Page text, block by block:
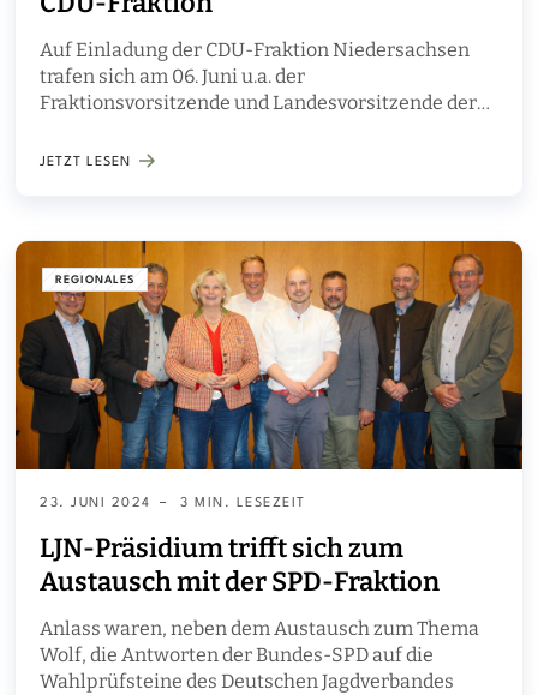
Auf Einladung der CDU-Fraktion Niedersachsen
trafen sich am 06. Juni u.a. der
Fraktionsvorsitzende und Landesvorsitzende der
Niedersachsen
JETZT LESEN
REGIONALES
23. JUNI 2024 3 MIN. LESEZEIT
LJN-Präsidium trifft sich zum
Austausch mit der SPD-Fraktion
Anlass waren, neben dem Austausch zum Thema
Wolf, die Antworten der Bundes-SPD auf die
Wahlprüfsteine des Deutschen Jagdverbandes